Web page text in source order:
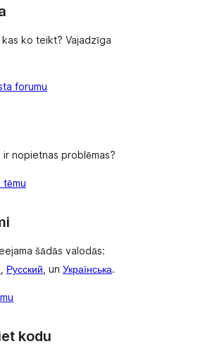
kas ko teikt? Vajadzīga
forumu
ir nopietnas problēmas?
tēmu
šādās valodās:
, Русский, un Українська.
kodu